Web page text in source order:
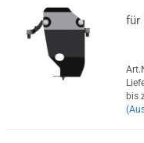
für
bis